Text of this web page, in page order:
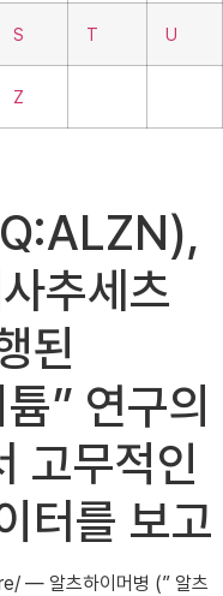
S T U
Z
추세츠
된
” 연구의
고무적인
터를 보고
— 알츠하이머병 (” 알츠